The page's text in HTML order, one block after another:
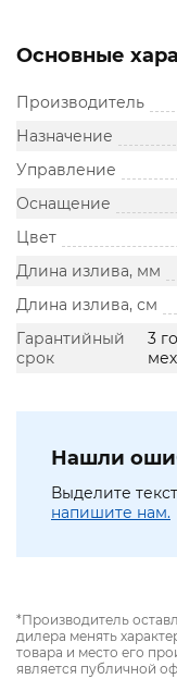
Основные
Производитель
Назначение
Управление
Оснащение
Цвет
Длина излива, мм
Длина излива, см
Гарантийный
срок
3
Нашли
Выделите
напишите нам.
*Производитель
дилера менять
товара и место его
является публичной